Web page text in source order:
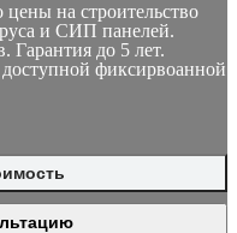
на строительство
и СИП панелей.
Гарантия до 5 лет.
фиксирвоанной